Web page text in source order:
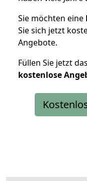
Sie möchten eine
Sie sich jetzt
Angebote.
Füllen Sie jetzt
kostenlose